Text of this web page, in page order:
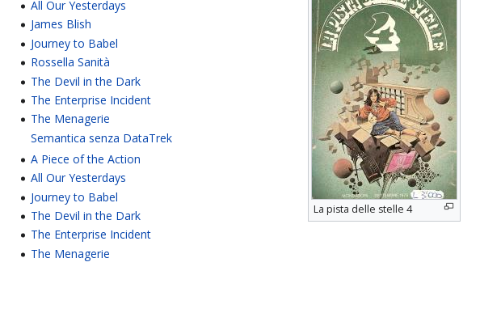
La pista delle stelle 4
All Our Yesterdays
James Blish
Journey to Babel
Rossella Sanità
The Devil in the Dark
The Enterprise Incident
The Menagerie
Semantica senza DataTrek
A Piece of the Action
All Our Yesterdays
Journey to Babel
The Devil in the Dark
The Enterprise Incident
The Menagerie